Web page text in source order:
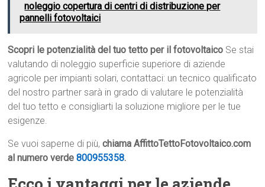
noleggio copertura di centri di distribuzione per
pannelli fotovoltaici
Scopri le potenzialità del tuo tetto per il fotovoltaico Se stai
valutando di noleggio superficie superiore di aziende
agricole per impianti solari, contattaci: un tecnico qualificato
del nostro partner sarà in grado di valutare le potenzialità
del tuo tetto e consigliarti la soluzione migliore per le tue
esigenze.
Se vuoi saperne di più,chiama AffittoTettoFotovoltaico.com
al numero verde800955358.